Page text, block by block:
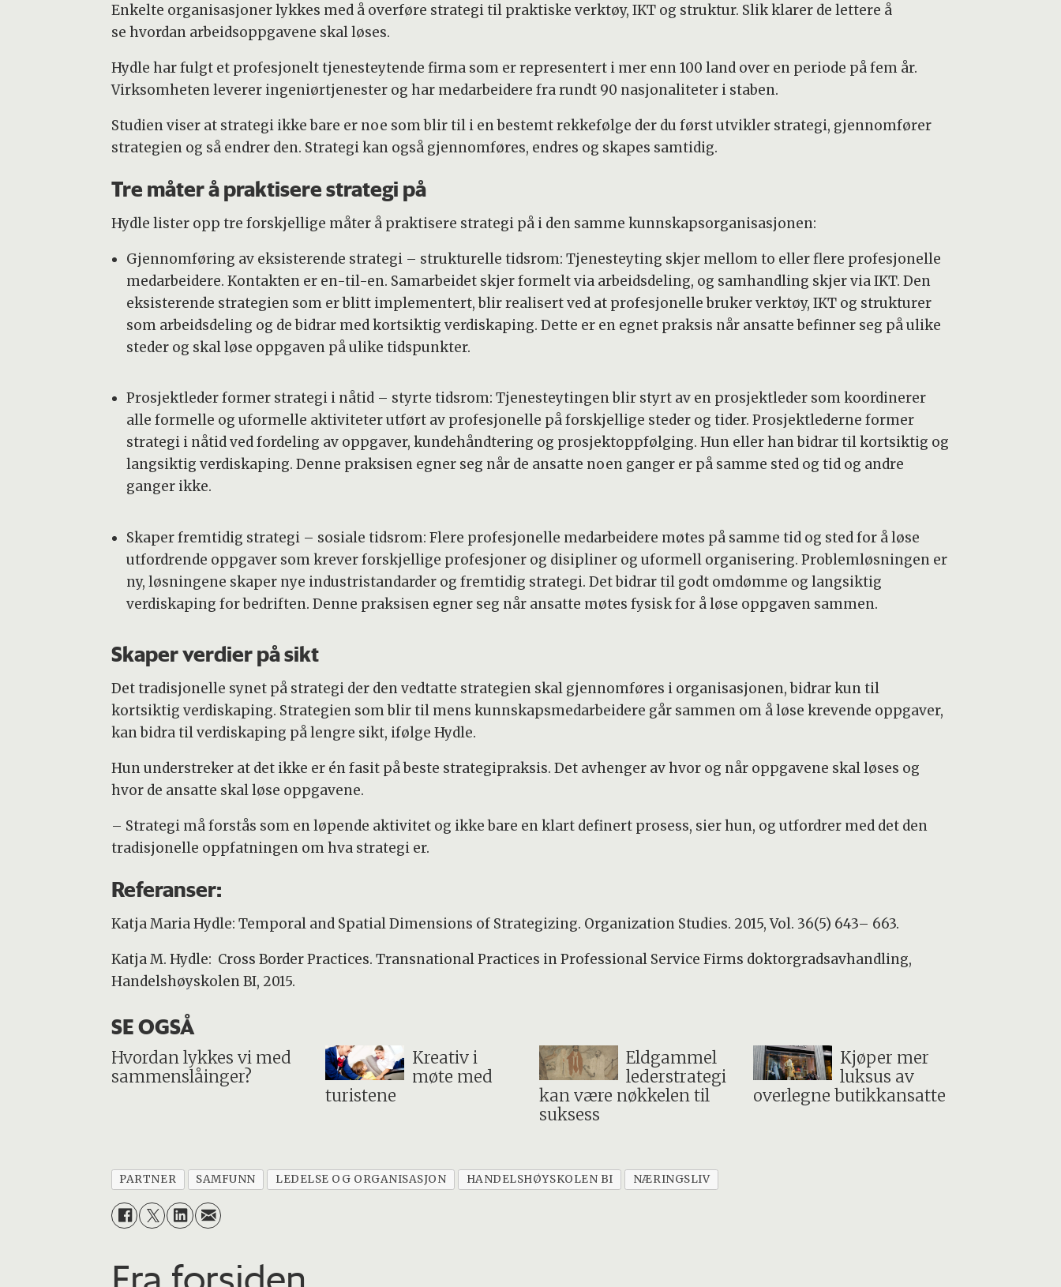
Enkelte organisasjoner lykkes med å overføre strategi til praktiske verktøy, IKT og struktur. Slik klarer de lettere å
se hvordan arbeidsoppgavene skal løses.
Hydle har fulgt et profesjonelt tjenesteytende firma som er representert i mer enn 100 land over en periode på fem år.
Virksomheten leverer ingeniørtjenester og har medarbeidere fra rundt 90 nasjonaliteter i staben.
Studien viser at strategi ikke bare er noe som blir til i en bestemt rekkefølge der du først utvikler strategi, gjennomfører
strategien og så endrer den. Strategi kan også gjennomføres, endres og skapes samtidig.
Tre måter å praktisere strategi på
Hydle lister opp tre forskjellige måter å praktisere strategi på i den samme kunnskapsorganisasjonen:
Gjennomføring av eksisterende strategi – strukturelle tidsrom: Tjenesteyting skjer mellom to eller flere profesjonelle
medarbeidere. Kontakten er en-til-en. Samarbeidet skjer formelt via arbeidsdeling, og samhandling skjer via IKT. Den
eksisterende strategien som er blitt implementert, blir realisert ved at profesjonelle bruker verktøy, IKT og strukturer
som arbeidsdeling og de bidrar med kortsiktig verdiskaping. Dette er en egnet praksis når ansatte befinner seg på ulike
steder og skal løse oppgaven på ulike tidspunkter.
Prosjektleder former strategi i nåtid – styrte tidsrom: Tjenesteytingen blir styrt av en prosjektleder som koordinerer
alle formelle og uformelle aktiviteter utført av profesjonelle på forskjellige steder og tider. Prosjektlederne former
strategi i nåtid ved fordeling av oppgaver, kundehåndtering og prosjektoppfølging. Hun eller han bidrar til kortsiktig og
langsiktig verdiskaping. Denne praksisen egner seg når de ansatte noen ganger er på samme sted og tid og andre
ganger ikke.
Skaper fremtidig strategi – sosiale tidsrom: Flere profesjonelle medarbeidere møtes på samme tid og sted for å løse
utfordrende oppgaver som krever forskjellige profesjoner og disipliner og uformell organisering. Problemløsningen er
ny, løsningene skaper nye industristandarder og fremtidig strategi. Det bidrar til godt omdømme og langsiktig
verdiskaping for bedriften. Denne praksisen egner seg når ansatte møtes fysisk for å løse oppgaven sammen.
Skaper verdier på sikt
Det tradisjonelle synet på strategi der den vedtatte strategien skal gjennomføres i organisasjonen, bidrar kun til
kortsiktig verdiskaping. Strategien som blir til mens kunnskapsmedarbeidere går sammen om å løse krevende oppgaver,
kan bidra til verdiskaping på lengre sikt, ifølge Hydle.
Hun understreker at det ikke er én fasit på beste strategipraksis. Det avhenger av hvor og når oppgavene skal løses og
hvor de ansatte skal løse oppgavene.
– Strategi må forstås som en løpende aktivitet og ikke bare en klart definert prosess, sier hun, og utfordrer med det den
tradisjonelle oppfatningen om hva strategi er.
Referanser:
Katja Maria Hydle: Temporal and Spatial Dimensions of Strategizing. Organization Studies. 2015, Vol. 36(5) 643– 663.
Katja M. Hydle: Cross Border Practices. Transnational Practices in Professional Service Firms doktorgradsavhandling,
Handelshøyskolen BI, 2015.
SE OGSÅ
Hvordan lykkes vi med
sammenslåinger?
Kreativ i
møte med
turistene
Eldgammel
lederstrategi
kan være nøkkelen til
suksess
Kjøper mer
luksus av
overlegne butikkansatte
PARTNER SAMFUNN LEDELSE OG ORGANISASJON HANDELSHØYSKOLEN BI NÆRINGSLIV